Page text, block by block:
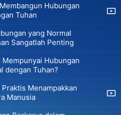
Hubungan
Tuhan
yang Normal
Sangatlah Penting
Mempunyai Hubungan
dengan Tuhan?
Menampakkan
Manusia